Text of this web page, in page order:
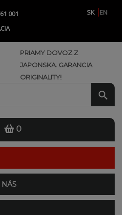
001 SK
EN
PRIAMY DOVOZ Z
JAPONSKA. GARANCIA
ORIGINALITY!
0
NÁS